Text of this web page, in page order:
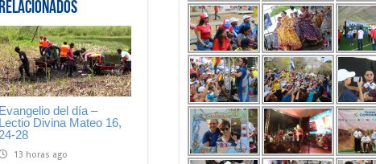
Evangelio del día –
Lectio Divina Mateo 16,
24-28
13 horas ago